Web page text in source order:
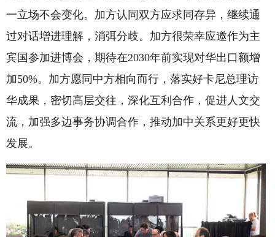
一立场不会变化。加方认同双方应求同存异，继续通
过对话增进理解，消弭分歧。加方很荣幸应邀作为主
宾国参加进博会，期待在2030年前实现对华出口额增
加50%。加方愿同中方相向而行，落实好卡尼总理访
华成果，密切高层交往，深化互利合作，促进人文交
流，加强多边事务协调合作，推动加中关系更好更快
发展。